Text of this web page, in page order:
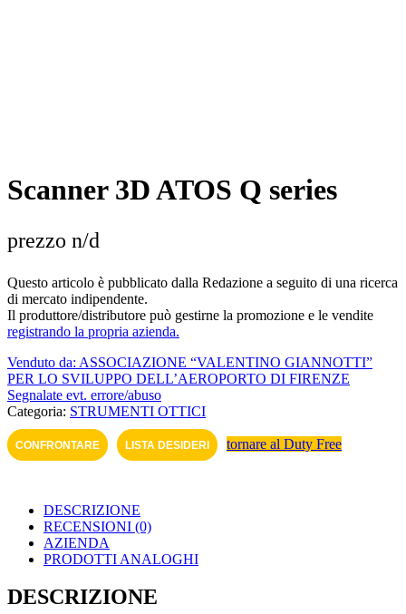
Scanner 3D ATOS Q series
prezzo n/d
Questo articolo è pubblicato dalla Redazione a seguito di una ricerca
di mercato indipendente.
Il produttore/distributore può gestirne la promozione e le vendite
registrando la propria azienda.
Venduto da: ASSOCIAZIONE “VALENTINO GIANNOTTI”
PER LO SVILUPPO DELL’AEROPORTO DI FI­RENZE
Segnalate evt. errore/abuso
Categoria: STRUMENTI OTTICI
CONFRONTARE LISTA DESIDERI tornare al Duty Free
DESCRIZIONE
RECENSIONI (0)
AZIENDA
PRODOTTI ANALOGHI
DESCRIZIONE